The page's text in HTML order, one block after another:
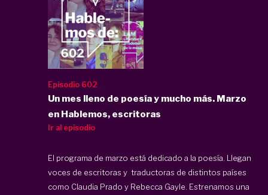
Episodio 602
Un mes lleno de poesía y mucho más. Marzo
en Hablemos, escritoras
Ir al episodio
El programa de marzo está dedicado a la poesía. Llegan
voces de escritoras y traductoras de distintos países
como Claudia Prado y Rebecca Gayle. Estrenamos una